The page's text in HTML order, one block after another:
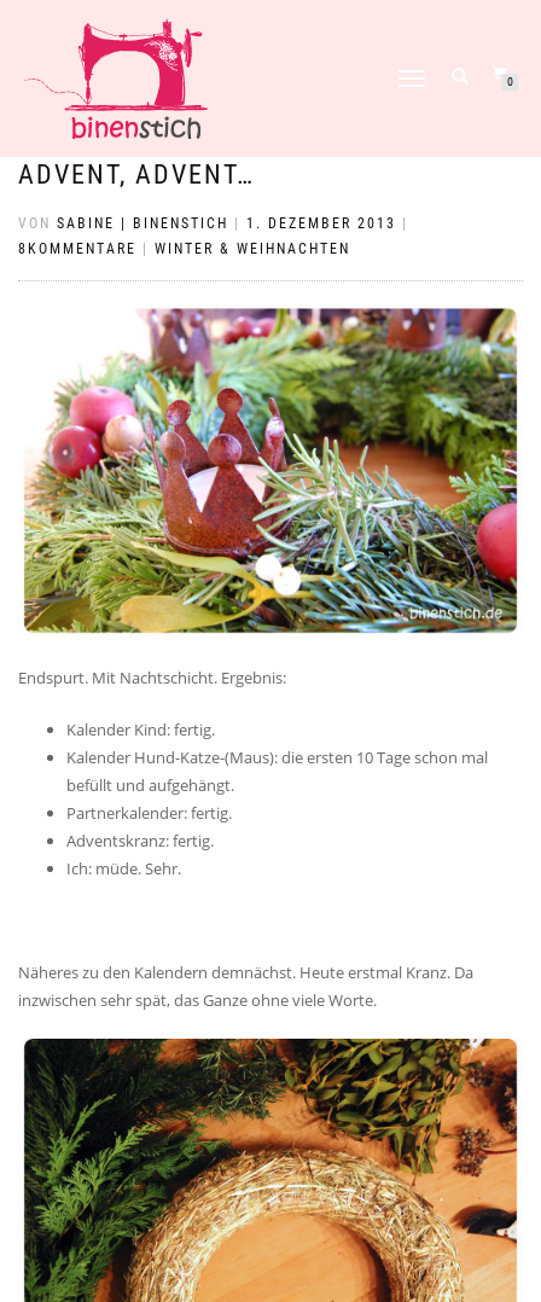
0
ADVENT, ADVENT…
VON SABINE | BINENSTICH 1. DEZEMBER 2013
8KOMMENTARE
WINTER & WEIHNACHTEN
Endspurt. Mit Nachtschicht. Ergebnis:
Kalender Kind: fertig.
Kalender Hund-Katze-(Maus): die ersten 10 Tage schon mal
befüllt und aufgehängt.
Partnerkalender: fertig.
Adventskranz: fertig.
Ich: müde. Sehr.
Näheres zu den Kalendern demnächst. Heute erstmal Kranz. Da
inzwischen sehr spät, das Ganze ohne viele Worte.